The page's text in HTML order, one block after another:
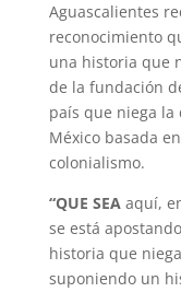
Aguascalientes
reconocimiento
una historia que
de la fundación
país que niega
México basada
colonialismo.
“QUE SEA aquí,
se está
historia que
suponiendo un